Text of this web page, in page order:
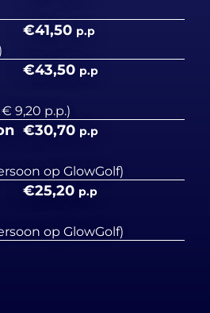
€41,50 p.p
€43,50 p.p
9,20 p.p.)
€30,70 p.p
op GlowGolf)
€25,20 p.p
op GlowGolf)